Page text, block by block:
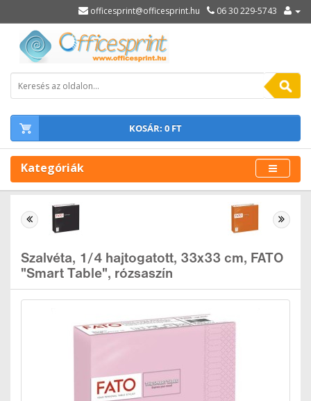
officesprint@officesprint.hu 06 30 229-5743
KOSÁR: 0 FT
Kategóriák
Szalvéta, 1/4 hajtogatott, 33x33 cm, FATO
"Smart Table", rózsaszín